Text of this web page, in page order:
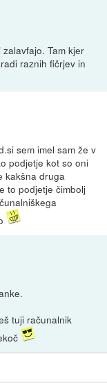
Tam kjer
raznih fičrjev in
sem imel sam že v
podjetje kot so oni
kakšna druga
to podjetje čimbolj
tuji računalnik